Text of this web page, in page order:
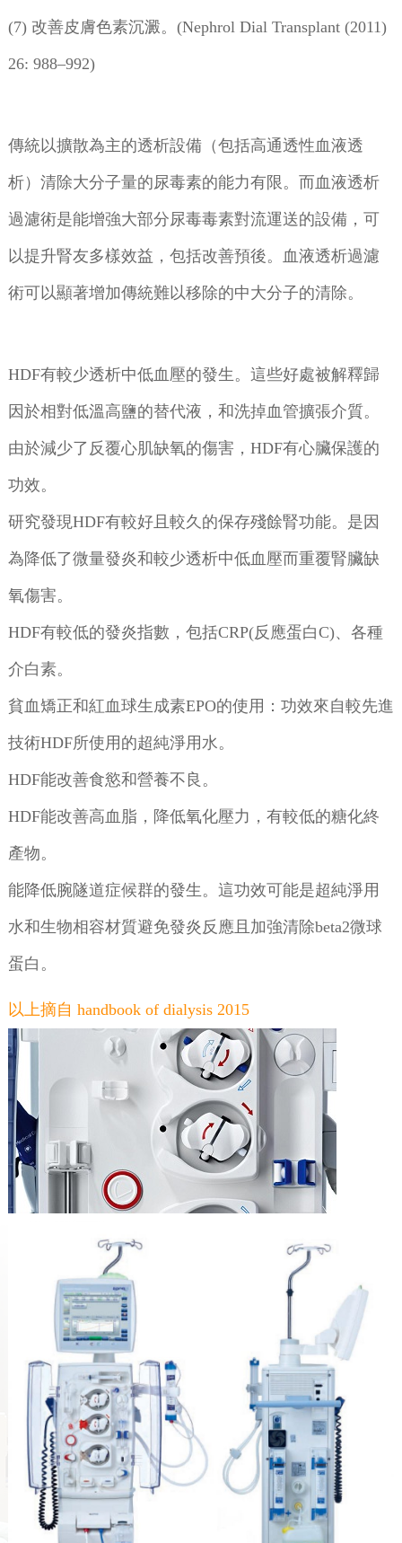
(7) 改善皮膚色素沉澱。(Nephrol Dial Transplant (2011)
26: 988–992)
傳統以擴散為主的透析設備（包括高通透性血液透
析）清除大分子量的尿毒素的能力有限。而血液透析
過濾術是能增強大部分尿毒毒素對流運送的設備，可
以提升腎友多樣效益，包括改善預後。血液透析過濾
術可以顯著增加傳統難以移除的中大分子的清除。
HDF有較少透析中低血壓的發生。這些好處被解釋歸
因於相對低溫高鹽的替代液，和洗掉血管擴張介質。
由於減少了反覆心肌缺氧的傷害，HDF有心臟保護的
功效。
研究發現HDF有較好且較久的保存殘餘腎功能。是因
為降低了微量發炎和較少透析中低血壓而重覆腎臟缺
氧傷害。
HDF有較低的發炎指數，包括CRP(反應蛋白C)、各種
介白素。
貧血矯正和紅血球生成素EPO的使用：功效來自較先進
技術HDF所使用的超純淨用水。
HDF能改善食慾和營養不良。
HDF能改善高血脂，降低氧化壓力，有較低的糖化終
產物。
能降低腕隧道症候群的發生。這功效可能是超純淨用
水和生物相容材質避免發炎反應且加強清除beta2微球
蛋白。
以上摘自 handbook of dialysis 2015